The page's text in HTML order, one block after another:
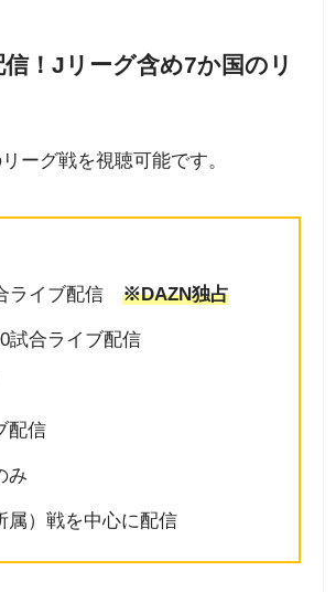
！Jリーグ含め7か国のリ
ーグ戦を視聴可能です。
イブ配信 ※DAZN独占
合ライブ配信
配信
み
）戦を中心に配信